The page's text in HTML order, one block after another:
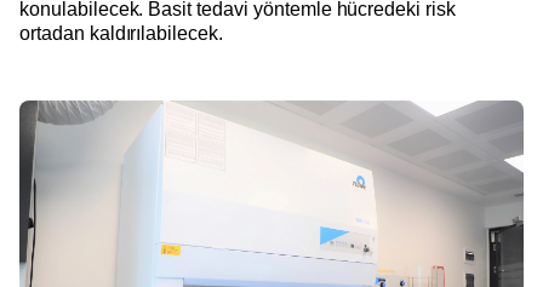
konulabilecek. Basit tedavi yöntemle hücredeki risk
ortadan kaldırılabilecek.